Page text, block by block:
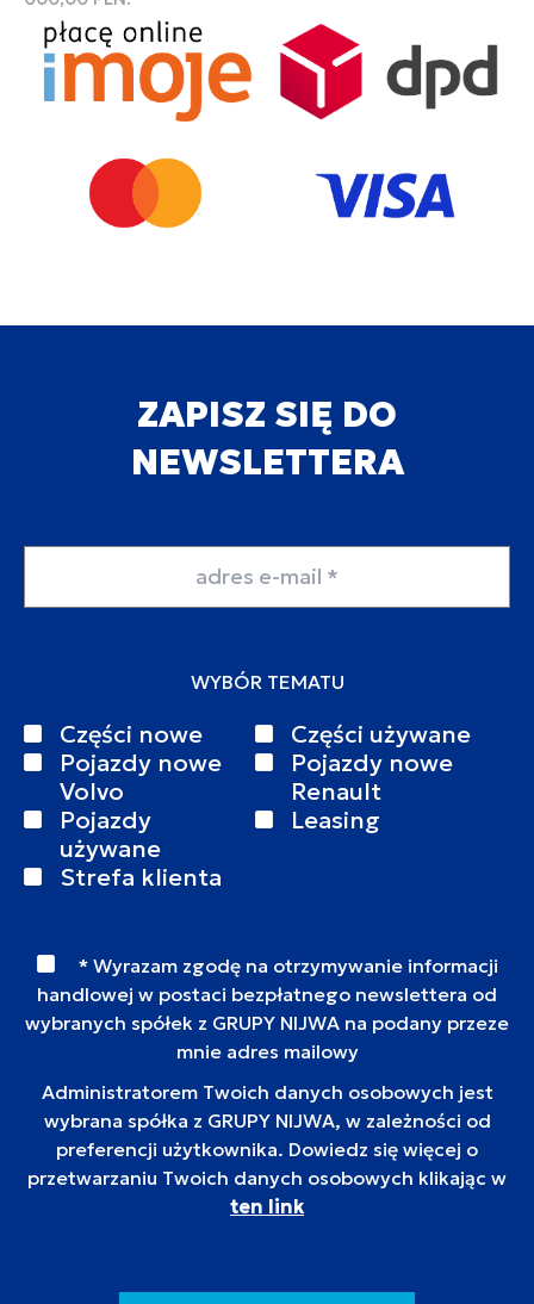
ZAPISZ SIĘ DO
NEWSLETTERA
WYBÓR TEMATU
Części nowe
Części używane
Pojazdy nowe
Volvo
Pojazdy nowe
Renault
Pojazdy
używane
Leasing
Strefa klienta
* Wyrazam zgodę na otrzymywanie informacji
handlowej w postaci bezpłatnego newslettera od
wybranych spółek z GRUPY NIJWA na podany przeze
mnie adres mailowy
Administratorem Twoich danych osobowych jest
wybrana spółka z GRUPY NIJWA, w zależności od
preferencji użytkownika. Dowiedz się więcej o
przetwarzaniu Twoich danych osobowych klikając w
ten link